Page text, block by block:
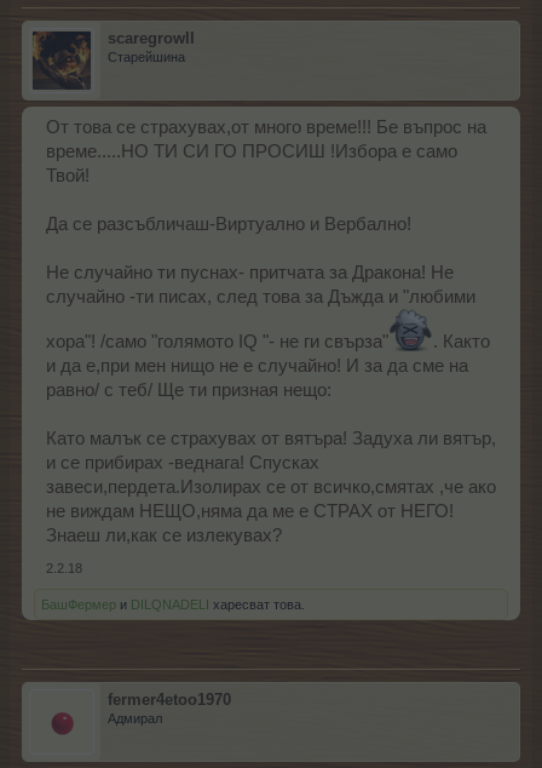
scaregrowII
Старейшина
От това се страхувах,от много време!!! Бе въпрос на
време.....НО ТИ СИ ГО ПРОСИШ !Избора е само
Твой!
Да се разсъбличаш-Виртуално и Вербално!
Не случайно ти пуснах- притчата за Дракона! Не
случайно -ти писах, след това за Дъжда и "любими
хора"! /само "голямото IQ "- не ги свърза"
. Както
и да е,при мен нищо не е случайно! И за да сме на
равно/ с теб/ Ще ти призная нещо:
Като малък се страхувах от вятъра! Задуха ли вятър,
и се прибирах -веднага! Спусках
завеси,пердета.Изолирах се от всичко,смятах ,че ако
не виждам НЕЩО,няма да ме е СТРАХ от НЕГО!
Знаеш ли,как се излекувах?
2.2.18
БашФермер и DILQNADELI харесват това.
fermer4etoo1970
Адмирал